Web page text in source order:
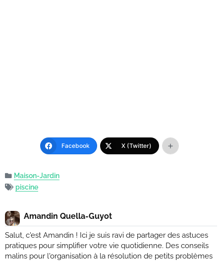
Facebook X (Twitter)
Maison-Jardin
piscine
Amandin Quella-Guyot
Salut, c'est Amandin ! Ici je suis ravi de partager des astuces
pratiques pour simplifier votre vie quotidienne. Des conseils
malins pour l'organisation à la résolution de petits problèmes